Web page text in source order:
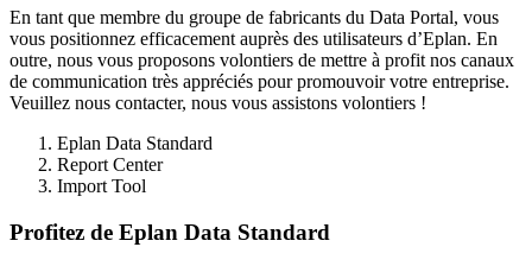
En tant que membre du groupe de fabricants du Data Portal, vous
vous positionnez efficacement auprès des utilisateurs d’Eplan. En
outre, nous vous proposons volontiers de mettre à profit nos canaux
de communication très appréciés pour promouvoir votre entreprise.
Veuillez nous contacter, nous vous assistons volontiers !
Eplan Data Standard
Report Center
Import Tool
Profitez de Eplan Data Standard